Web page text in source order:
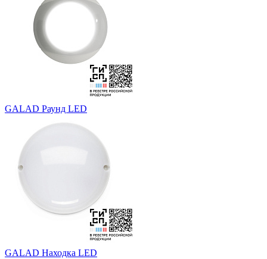
GALAD Раунд LED
GALAD Находка LED